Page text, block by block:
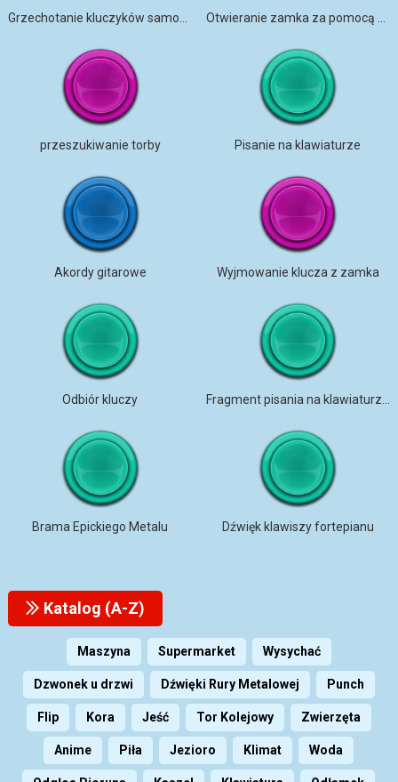
przeszukiwanie torby Pisanie na klawiaturze
Akordy gitarowe Wyjmowanie klucza z zamka
Odbiór kluczy
Brama Epickiego Metalu Dźwięk klawiszy fortepianu
Katalog (A-Z)
Maszyna Supermarket Wysychać
Dzwonek u drzwi Dźwięki Rury Metalowej Punch
Flip Kora Jeść Tor Kolejowy Zwierzęta
Anime Piła Jezioro Klimat Woda